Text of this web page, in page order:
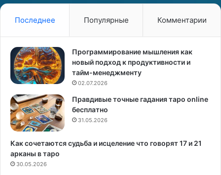
с
о
а
Последнее Популярные Комментарии
Программирование мышления как
новый подход к продуктивности и
тайм-менеджменту
02.07.2026
Правдивые точные гадания таро online
бесплатно
31.05.2026
Как сочетаются судьба и исцеление что говорят 17 и 21
арканы в таро
30.05.2026